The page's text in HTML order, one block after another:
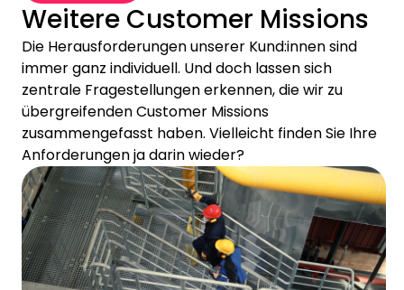
Weitere Customer Missions
Die Herausforderungen unserer Kund:innen sind
immer ganz individuell. Und doch lassen sich
zentrale Fragestellungen erkennen, die wir zu
übergreifenden Customer Missions
zusammengefasst haben. Vielleicht finden Sie Ihre
Anforderungen ja darin wieder?